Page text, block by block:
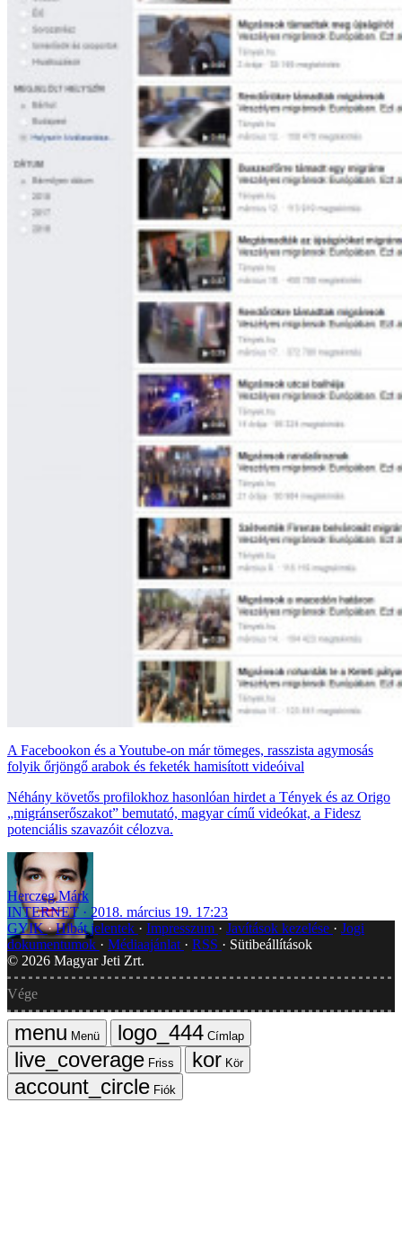
A Facebookon és a Youtube-on már tömeges, rasszista agymosás
folyik őrjöngő arabok és feketék hamisított videóival
Néhány követős profilokhoz hasonlóan hirdet a Tények és az Origo
„migránserőszakot” bemutató, magyar című videókat, a Fidesz
potenciális szavazóit célozva.
Herczeg Márk
INTERNET
2018. március 19. 17:23
GYIK Hibát jelentek Impresszum Javítások kezelése
Jogi
dokumentumok
Médiaajánlat RSS
Sütibeállítások
© 2026 Magyar Jeti Zrt.
Vége
Menü
Címlap
Friss
Kör
Fiók